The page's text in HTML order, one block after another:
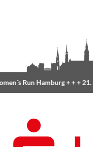
Run Hamburg+ + +21.